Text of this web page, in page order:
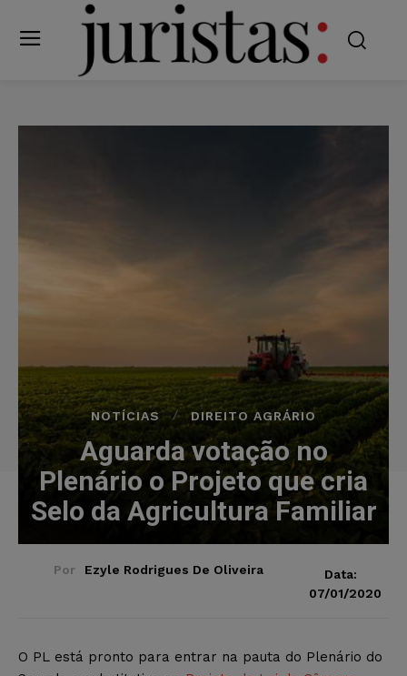
NOTÍCIAS DIREITO AGRÁRIO
Aguarda votação no
Plenário o Projeto que cria
Selo da Agricultura Familiar
Por Ezyle Rodrigues De Oliveira
Data:
07/01/2020
O PL está pronto para entrar na pauta do Plenário do